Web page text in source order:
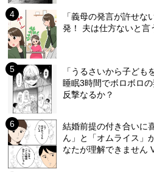
「義母の発言が許せ
発！ 夫は仕方ないと言
「うるさいから子ど
睡眠3時間でボロボロ
反撃なるか？
結婚前提の付き合いに
ん」と「オムライス」
なたが理解できません